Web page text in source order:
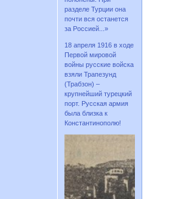
разделе Турции она
почти вся останется
за Россией...»
18 апреля 1916 в ходе
Первой мировой
войны русские войска
взяли Трапезунд
(Трабзон) –
крупнейший турецкий
порт. Русская армия
была близка к
Константинополю!